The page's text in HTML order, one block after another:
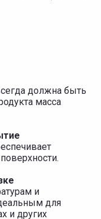
должна быть
масса
и
для
и других